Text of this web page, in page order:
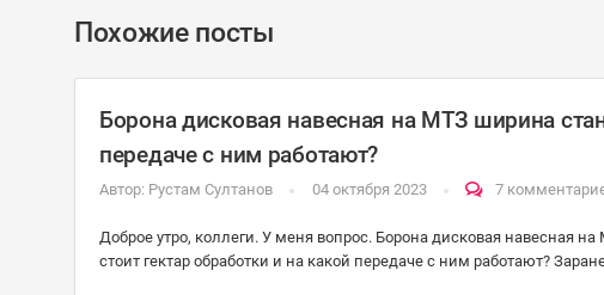
Похожие посты
Борона дисковая навесная на МТЗ ширина
передаче с ним работают?
Автор: Рустам Султанов 04 октября 2023 7
Доброе утро, коллеги. У меня вопрос. Борона дисковая навесная
стоит гектар обработки и на какой передаче с ним работают?